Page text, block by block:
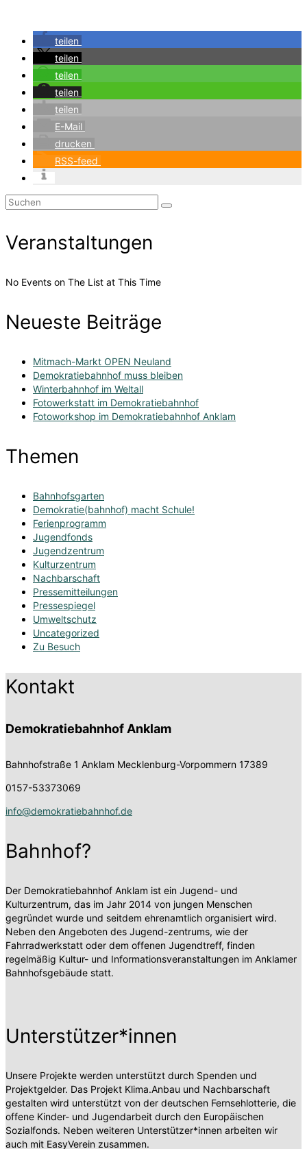
teilen
teilen
teilen
teilen
teilen
E-Mail
drucken
RSS-feed
Suchen
Veranstaltungen
No Events on The List at This Time
Neueste Beiträge
Mitmach-Markt OPEN Neuland
Demokratiebahnhof muss bleiben
Winterbahnhof im Weltall
Fotowerkstatt im Demokratiebahnhof
Fotoworkshop im Demokratiebahnhof Anklam
Themen
Bahnhofsgarten
Demokratie(bahnhof) macht Schule!
Ferienprogramm
Jugendfonds
Jugendzentrum
Kulturzentrum
Nachbarschaft
Pressemitteilungen
Pressespiegel
Umweltschutz
Uncategorized
Zu Besuch
Kontakt
Demokratiebahnhof Anklam
Bahnhofstraße 1 Anklam Mecklenburg-Vorpommern 17389
0157-53373069
info@demokratiebahnhof.de
Bahnhof?
Der Demokratiebahnhof Anklam ist ein Jugend- und
Kulturzentrum, das im Jahr 2014 von jungen Menschen
gegründet wurde und seitdem ehrenamtlich organisiert wird.
Neben den Angeboten des Jugend-zentrums, wie der
Fahrradwerkstatt oder dem offenen Jugendtreff, finden
regelmäßig Kultur- und Informationsveranstaltungen im Anklamer
Bahnhofsgebäude statt.
Unterstützer*innen
Unsere Projekte werden unterstützt durch Spenden und
Projektgelder. Das Projekt Klima.Anbau und Nachbarschaft
gestalten wird unterstützt von der deutschen Fernsehlotterie, die
offene Kinder- und Jugendarbeit durch den Europäischen
Sozialfonds. Neben weiteren Unterstützer*innen arbeiten wir
auch mit EasyVerein zusammen.